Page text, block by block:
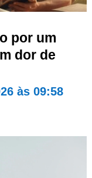
por um
dor de
às 09:58